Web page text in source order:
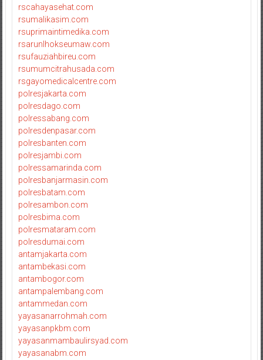
rscahayasehat.com
rsumalikasim.com
rsuprimaintimedika.com
rsarunlhokseumaw.com
rsufauziahbireu.com
rsumumcitrahusada.com
rsgayomedicalcentre.com
polresjakarta.com
polresdago.com
polressabang.com
polresdenpasar.com
polresbanten.com
polresjambi.com
polressamarinda.com
polresbanjarmasin.com
polresbatam.com
polresambon.com
polresbima.com
polresmataram.com
polresdumai.com
antamjakarta.com
antambekasi.com
antambogor.com
antampalembang.com
antammedan.com
yayasanarrohmah.com
yayasanpkbm.com
yayasanmambaulirsyad.com
yayasanabm.com